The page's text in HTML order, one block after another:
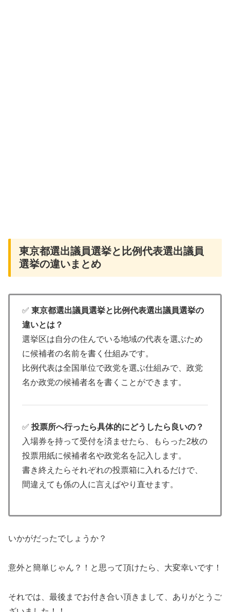
東京都選出議員選挙と比例代表選出議員
選挙の違いまとめ
✅ 東京都選出議員選挙と比例代表選出議員選挙の
違いとは？
選挙区は自分の住んでいる地域の代表を選ぶため
に候補者の名前を書く仕組みです。
比例代表は全国単位で政党を選ぶ仕組みで、政党
名か政党の候補者名を書くことができます。
✅ 投票所へ行ったら具体的にどうしたら良いの？
入場券を持って受付を済ませたら、もらった2枚の
投票用紙に候補者名や政党名を記入します。
書き終えたらそれぞれの投票箱に入れるだけで、
間違えても係の人に言えばやり直せます。
いかがだったでしょうか？
意外と簡単じゃん？！と思って頂けたら、大変幸いです！
それでは、最後までお付き合い頂きまして、ありがとうご